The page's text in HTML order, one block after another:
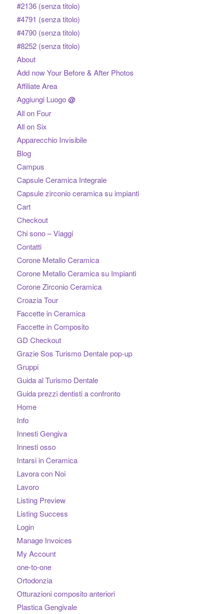
#2136 (senza titolo)
#4791 (senza titolo)
#4790 (senza titolo)
#8252 (senza titolo)
About
Add now Your Before & After Photos
Affiliate Area
Aggiungi Luogo@
All on Four
All on Six
Apparecchio Invisibile
Blog
Campus
Capsule Ceramica Integrale
Capsule zirconio ceramica su impianti
Cart
Checkout
Chi sono – Viaggi
Contatti
Corone Metallo Ceramica
Corone Metallo Ceramica su Impianti
Corone Zirconio Ceramica
Croazia Tour
Faccette in Ceramica
Faccette in Composito
GD Checkout
Grazie Sos Turismo Dentale pop-up
Gruppi
Guida al Turismo Dentale
Guida prezzi dentisti a confronto
Home
Info
Innesti Gengiva
Innesti osso
Intarsi in Ceramica
Lavora con Noi
Lavoro
Listing Preview
Listing Success
Login
Manage Invoices
My Account
one-to-one
Ortodonzia
Otturazioni composito anteriori
Plastica Gengivale